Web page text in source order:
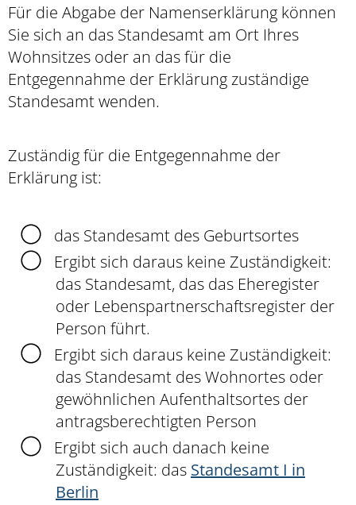
Für die Abgabe der Namenserklärung können
Sie sich an das Standesamt am Ort Ihres
Wohnsitzes oder an das für die
Entgegennahme der Erklärung zuständige
Standesamt wenden.
Zuständig für die Entgegennahme der
Erklärung ist:
das Standesamt des Geburtsortes
Ergibt sich daraus keine Zuständigkeit:
das Standesamt, das das Eheregister
oder Lebenspartnerschaftsregister der
Person führt.
Ergibt sich daraus keine Zuständigkeit:
das Standesamt des Wohnortes oder
gewöhnlichen Aufenthaltsortes der
antragsberechtigten Person
Ergibt sich auch danach keine
Zuständigkeit: das Standesamt I in
Berlin